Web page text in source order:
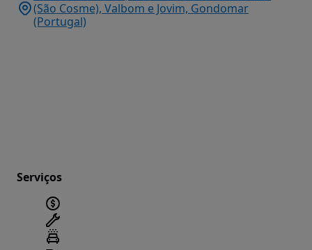
(São Cosme), Valbom e Jovim, Gondomar
(Portugal)
Serviços